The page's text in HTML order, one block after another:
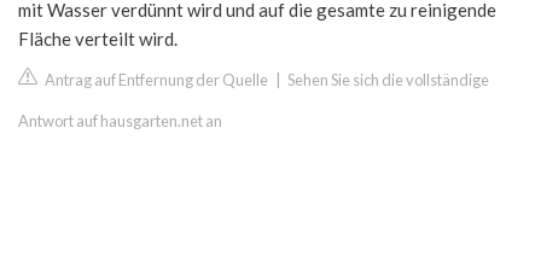
mit Wasser verdünnt wird und auf die gesamte zu reinigende
Fläche verteilt wird.
Antrag auf Entfernung der Quelle Sehen Sie sich die vollständige
Antwort auf hausgarten.net an